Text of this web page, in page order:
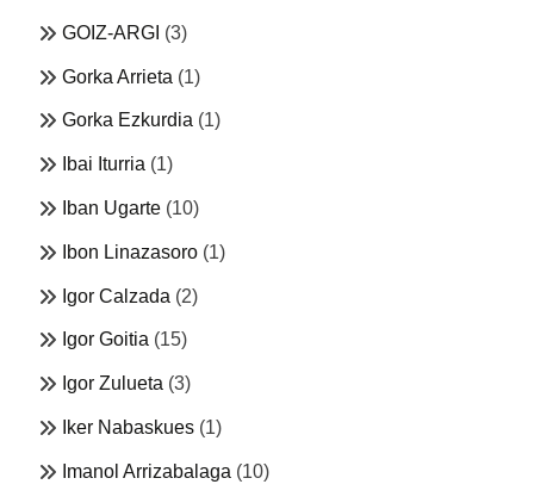
GOIZ-ARGI (3)
Gorka Arrieta (1)
Gorka Ezkurdia (1)
Ibai Iturria (1)
Iban Ugarte (10)
Ibon Linazasoro (1)
Igor Calzada (2)
Igor Goitia (15)
Igor Zulueta (3)
Iker Nabaskues (1)
Imanol Arrizabalaga (10)